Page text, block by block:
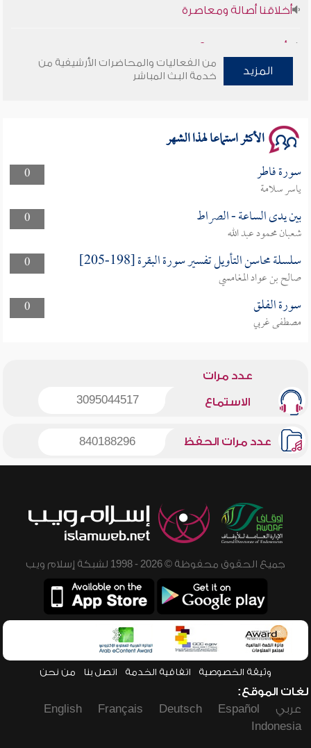
سلسلة محاضرات نفحات رمضانية 1444هـ
المزيد
من الفعاليات والمحاضرات الأرشيفية من
خدمة البث المباشر
الأكثر استماعا لهذا الشهر
0 سورة فاطر
ياسر سلامة
0
بين يدى الساعة - الصراط
شعبان محمود عبد الله
0
سلسلة محاسن التأويل تفسير سورة البقرة [198-205]
صالح بن عواد المغامسي
0
سورة الفلق
مصطفى غربي
عدد مرات
الاستماع 3095044517
عدد مرات الحفظ 840188296
جميع الحقوق محفوظة © 2026 - 1998 لشبكة إسلام ويب
وثيقة الخصوصية اتفاقية الخدمة اتصل بنا من نحن
لغات الموقع:
عربي
Español
Deutsch
Français
English
Indonesia